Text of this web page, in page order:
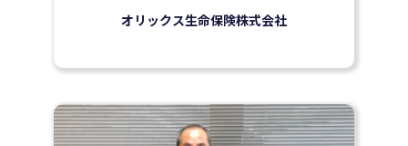
オリックス生命保険株式会社